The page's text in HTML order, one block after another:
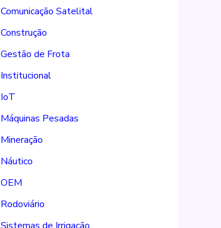
Comunicação Satelital
Construção
Gestão de Frota
Institucional
IoT
Máquinas Pesadas
Mineração
Náutico
OEM
Rodoviário